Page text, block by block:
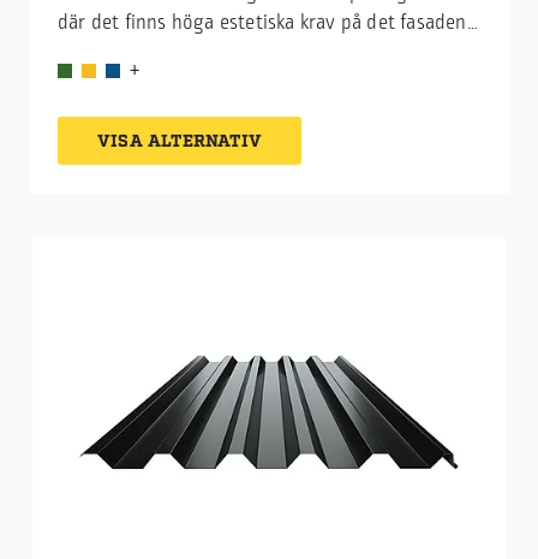
där det finns höga estetiska krav på det fasadens
vilket gör den till ett tryggt och långsiktigt val.
VISA ALTERNATIV